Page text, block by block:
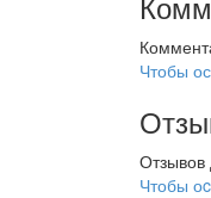
Чтобы
Отзывов
Чтобы